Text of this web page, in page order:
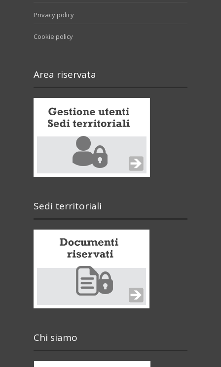
Privacy policy
Cookie policy
Area riservata
Sedi territoriali
Chi siamo